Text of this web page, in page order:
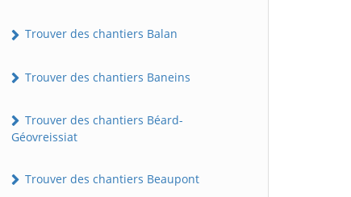
Trouver des chantiers Balan
Trouver des chantiers Baneins
Trouver des chantiers Béard-
Géovreissiat
Trouver des chantiers Beaupont